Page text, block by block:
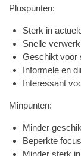
Pluspunten:
Sterk in
Snelle
Geschikt voor
Informele en
Interessant
Minpunten:
Minder
Beperkte
Minder sterk